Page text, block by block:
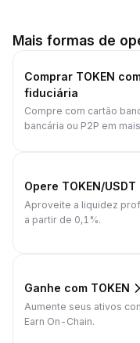
Mais formas de
Comprar TOKEN
fiduciária
Compre com cartão
bancária ou P2P em
Opere TOKEN/
Aproveite a liquidez
a partir de 0,1%.
Ganhe com TOKEN
Aumente seus ativos
Earn On-Chain.